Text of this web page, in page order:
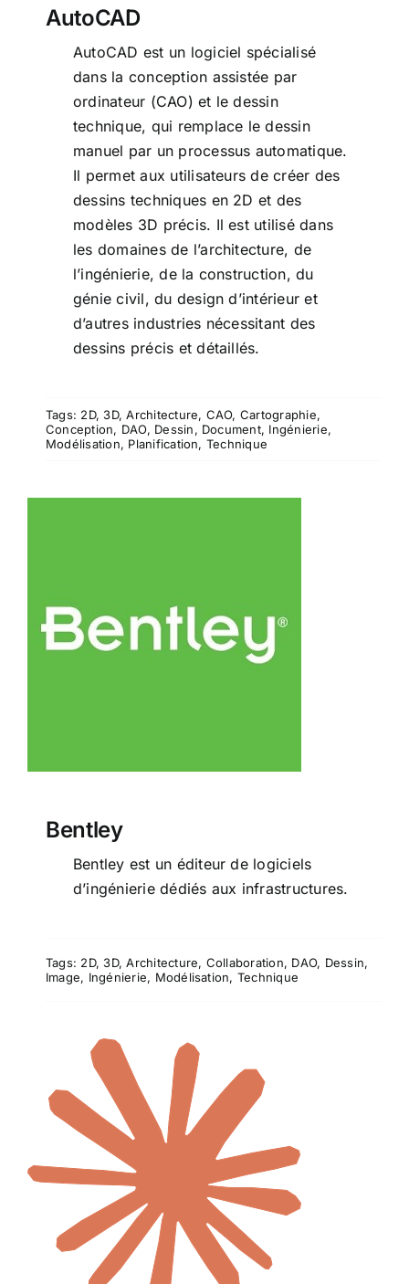
AutoCAD
AutoCAD est un logiciel spécialisé
dans la conception assistée par
ordinateur (CAO) et le dessin
technique, qui remplace le dessin
manuel par un processus automatique.
Il permet aux utilisateurs de créer des
dessins techniques en 2D et des
modèles 3D précis. Il est utilisé dans
les domaines de l’architecture, de
l’ingénierie, de la construction, du
génie civil, du design d’intérieur et
d’autres industries nécessitant des
dessins précis et détaillés.
Tags: 2D, 3D,Architecture, CAO, Cartographie,
Conception, DAO, Dessin, Document, Ingénierie,
Modélisation, Planification, Technique
Bentley
Bentley
Bentley est un éditeur de logiciels
d’ingénierie dédiés aux infrastructures.
Tags: 2D, 3D,Architecture, Collaboration, DAO, Dessin,
Image, Ingénierie, Modélisation, Technique
Claude